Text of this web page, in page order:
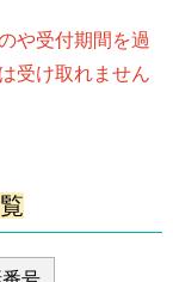
や受付期間を過
受け取れません